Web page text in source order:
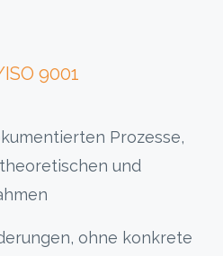
9001
Prozesse,
und
ohne konkrete